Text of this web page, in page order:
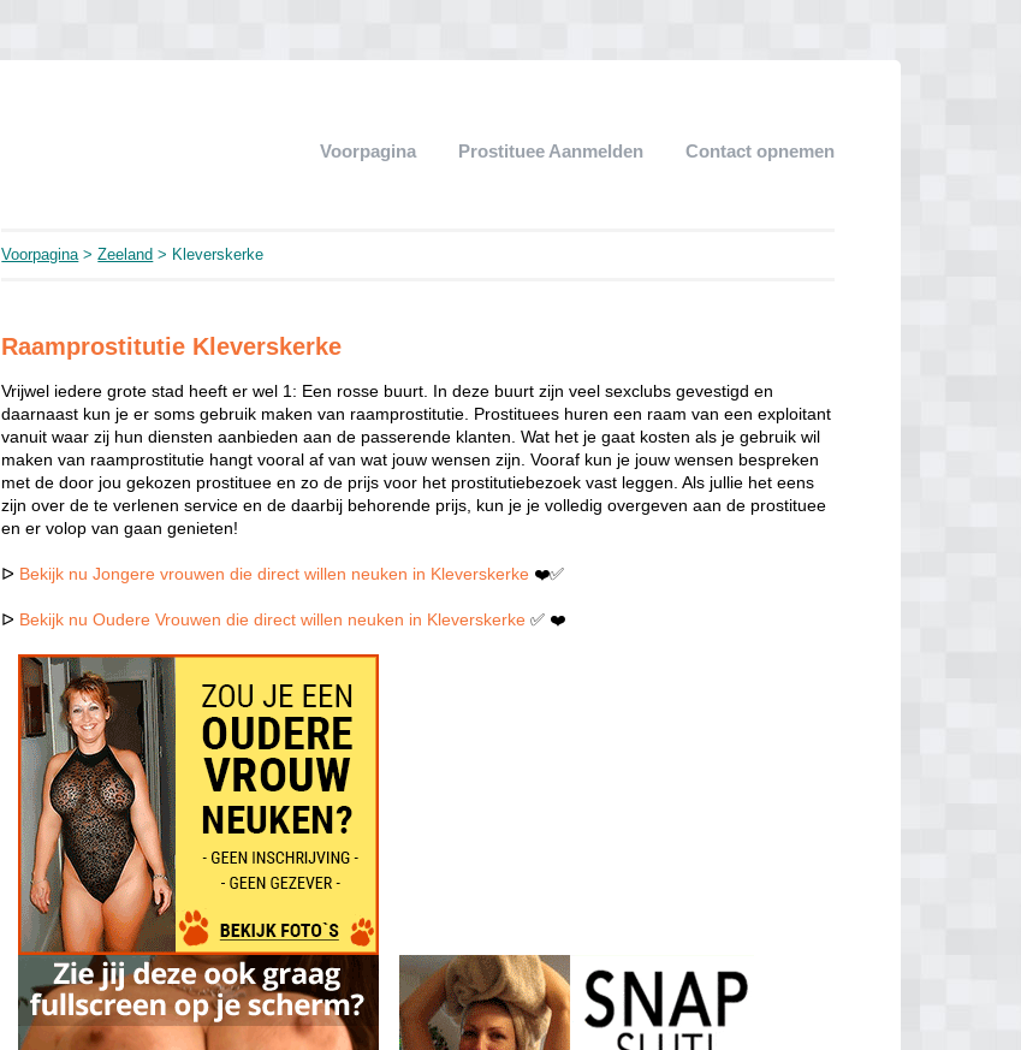
Voorpagina Prostituee Aanmelden Contact opnemen
Voorpagina>Zeeland > Kleverskerke
Raamprostitutie Kleverskerke
Vrijwel iedere grote stad heeft er wel 1: Een rosse buurt. In deze buurt zijn veel sexclubs gevestigd en
daarnaast kun je er soms gebruik maken van raamprostitutie. Prostituees huren een raam van een exploitant
vanuit waar zij hun diensten aanbieden aan de passerende klanten. Wat het je gaat kosten als je gebruik wil
maken van raamprostitutie hangt vooral af van wat jouw wensen zijn. Vooraf kun je jouw wensen bespreken
met de door jou gekozen prostituee en zo de prijs voor het prostitutiebezoek vast leggen. Als jullie het eens
zijn over de te verlenen service en de daarbij behorende prijs, kun je je volledig overgeven aan de prostituee
en er volop van gaan genieten!
ᐅ Bekijk nu Jongere vrouwen die direct willen neuken in Kleverskerke ❤️✅
ᐅ Bekijk nu Oudere Vrouwen die direct willen neuken in Kleverskerke ✅ ❤️